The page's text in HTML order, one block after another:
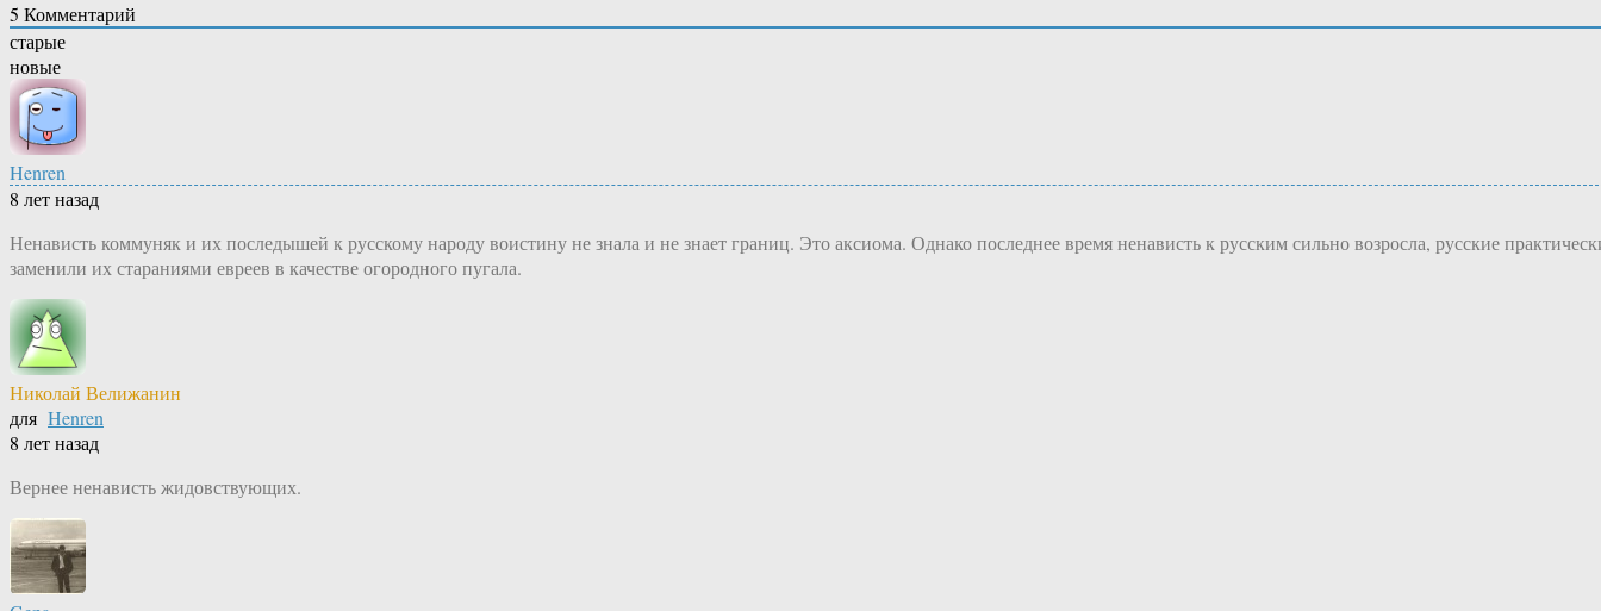
5 Комментарий
старые
новые
Henren
8 лет назад
Ненависть коммуняк и их последышей к русскому народу воистину не знала и не знает границ. Это аксиома. Однако последнее время ненависть к русским сильно возросла, русские
заменили их стараниями евреев в качестве огородного пугала.
Николай Велижанин
для Henren
8 лет назад
Вернее ненависть жидовствующих.